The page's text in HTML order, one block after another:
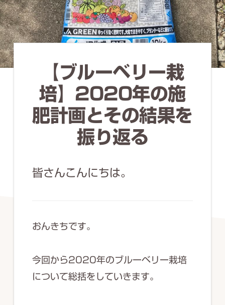
ー・
エ
サ
問
【ブルーベリー栽
培】2020年の施
肥計画とその結果を
振り返る
皆さんこんにちは。
おんきちです。
今回から2020年のブルーベリー栽培
について総括をしていきます。